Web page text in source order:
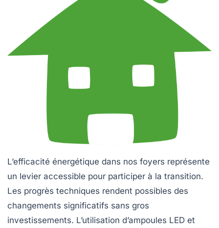
L’efficacité énergétique dans nos foyers représente
un levier accessible pour participer à la transition.
Les progrès techniques rendent possibles des
changements significatifs sans gros
investissements. L’utilisation d’ampoules LED et